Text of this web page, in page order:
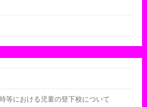
等における児童の登下校について